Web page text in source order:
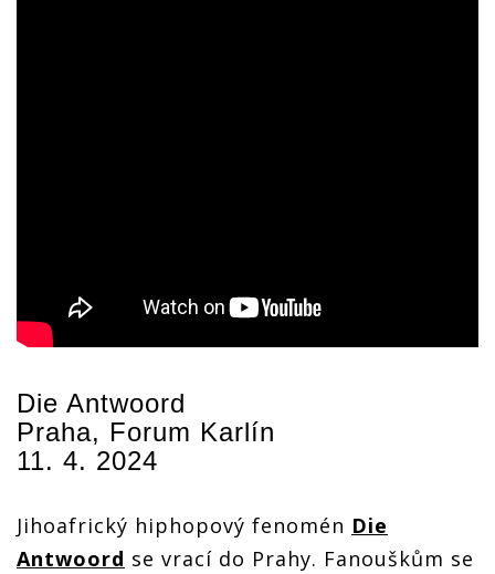
Die Antwoord
Praha, Forum Karlín
11. 4. 2024
Jihoafrický hiphopový fenomén Die
Antwoord se vrací do Prahy. Fanouškům se